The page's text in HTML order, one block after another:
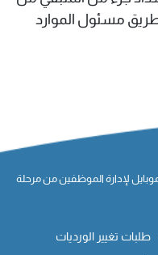
مسئول الموارد
لإدارة الموظفين من مرحلة
طلبات تغيير الورديات